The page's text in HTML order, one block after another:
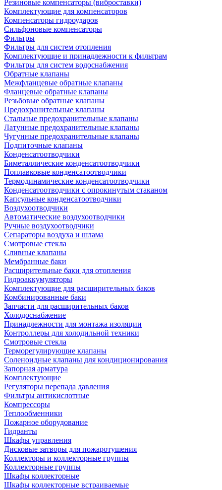
Резиновые компенсаторы (виброставки)
Комплектующие для компенсаторов
Компенсаторы гидроударов
Сильфоновые компенсаторы
Фильтры
Фильтры для систем отопления
Комплектующие и принадлежности к фильтрам
Фильтры для систем водоснабжения
Обратные клапаны
Межфланцевые обратные клапаны
Фланцевые обратные клапаны
Резьбовые обратные клапаны
Предохранительные клапаны
Стальные предохранительные клапаны
Латунные предохранительные клапаны
Чугунные предохранительные клапаны
Подпиточные клапаны
Конденсатоотводчики
Биметаллические конденсатоотводчики
Поплавковые конденсатоотводчики
Термодинамические конденсатоотводчики
Конденсатоотводчики с опрокинутым стаканом
Капсульные конденсатоотводчики
Воздухоотводчики
Автоматические воздухоотводчики
Ручные воздухоотводчики
Сепараторы воздуха и шлама
Смотровые стекла
Сливные клапаны
Мембранные баки
Расширительные баки для отопления
Гидроаккумуляторы
Комплектующие для расширительных баков
Комбинированные баки
Запчасти для расширительных баков
Холодоснабжение
Принадлежности для монтажа изоляции
Контроллеры для холодильной техники
Смотровые стекла
Терморегулирующие клапаны
Соленоидные клапаны для кондиционирования
Запорная арматура
Комплектующие
Регуляторы перепада давления
Фильтры антикислотные
Компрессоры
Теплообменники
Пожарное оборудование
Гидранты
Шкафы управления
Дисковые затворы для пожаротушения
Коллекторы и коллекторные группы
Коллекторные группы
Шкафы коллекторные
Шкафы коллекторные встраиваемые